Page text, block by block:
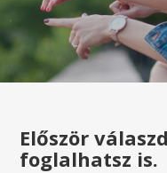
Először
foglalhatsz is.